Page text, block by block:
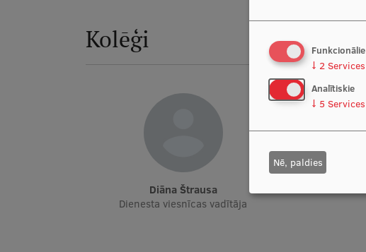
Kolēģi
Diāna Štrausa
Dienesta viesnīcas vadītāja
Funkcionālie
↓ 2 Services
Analītiskie
↓ 5 Services
Nē, paldies